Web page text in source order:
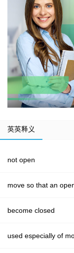
英英释义
not open
move so that an
become closed
used especially of